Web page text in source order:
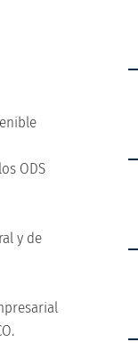
ODS
y de